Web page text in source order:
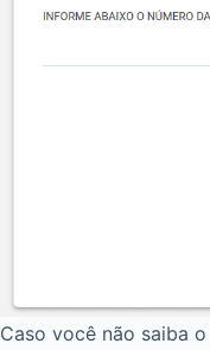
Caso você não saiba